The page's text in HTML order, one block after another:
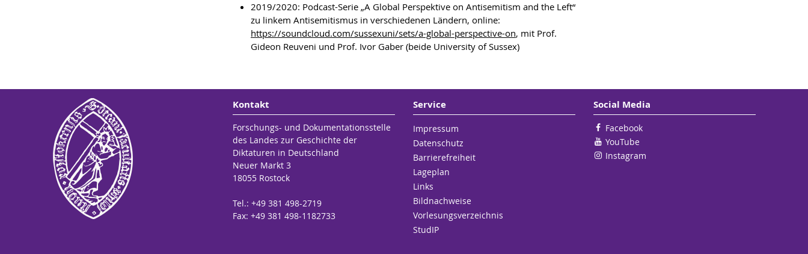
2019/2020: Podcast-Serie „A Global Perspektive on Antisemitism and the Left“
zu linkem Antisemitismus in verschiedenen Ländern, online:
https://soundcloud.com/sussexuni/sets/a-global-perspective-on, mit Prof.
Gideon Reuveni und Prof. Ivor Gaber (beide University of Sussex)
Kontakt
Forschungs- und Dokumentationsstelle
des Landes zur Geschichte der
Diktaturen in Deutschland
Neuer Markt 3
18055 Rostock
Tel.: +49 381 498-2719
Fax: +49 381 498-1182733
Service
Impressum
Datenschutz
Barrierefreiheit
Lageplan
Links
Bildnachweise
Vorlesungsverzeichnis
StudIP
Social Media
Facebook
YouTube
Instagram